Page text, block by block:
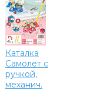
Каталка
Самолет с
ручкой,
механич.